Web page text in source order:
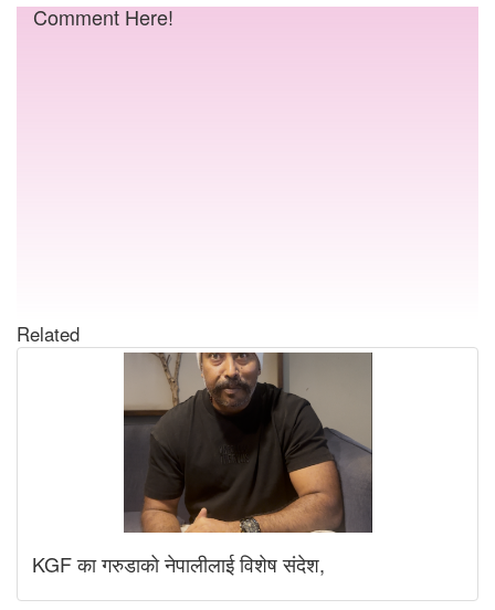
Comment Here!
Related
KGF का गरुडाको नेपालीलाई विशेष संदेश,